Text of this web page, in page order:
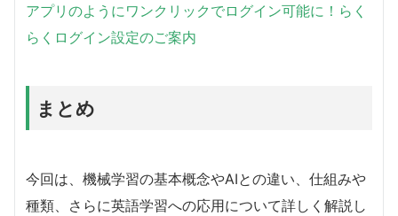
アプリのようにワンクリックでログイン可能に！らく
らくログイン設定のご案内
まとめ
今回は、機械学習の基本概念やAIとの違い、仕組みや
種類、さらに英語学習への応用について詳しく解説し